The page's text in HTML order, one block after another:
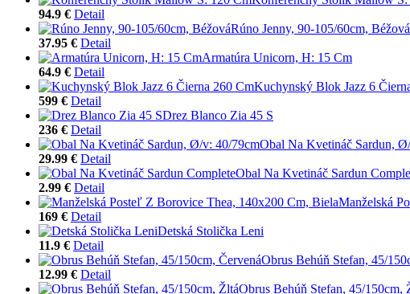
94.9 € Detail
Rúno Jenny, 90-105/60cm, Béžová
37.95 € Detail
Armatúra Unicorn, H: 15 Cm
64.9 € Detail
Kuchynský Blok Jazz 6
599 € Detail
Drez Blanco Zia 45 S
236 € Detail
Obal Na Kvetináč Sardun,
29.99 € Detail
Obal Na Kvetináč Sardun
2.99 € Detail
Manželská
169 € Detail
Detská Stolička Leni
11.9 € Detail
Obrus Behúň Stefan, 45/
12.99 € Detail
Obrus Behúň Stefan, 45/150cm,